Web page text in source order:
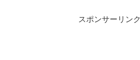
スポンサーリンク